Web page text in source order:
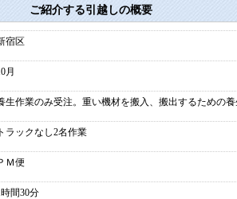
ご紹介する引越しの概要
宿区
月
生作業のみ受注。重い機材を搬入、搬出するための
トラックなし2名作業
Ｍ便
時間30分